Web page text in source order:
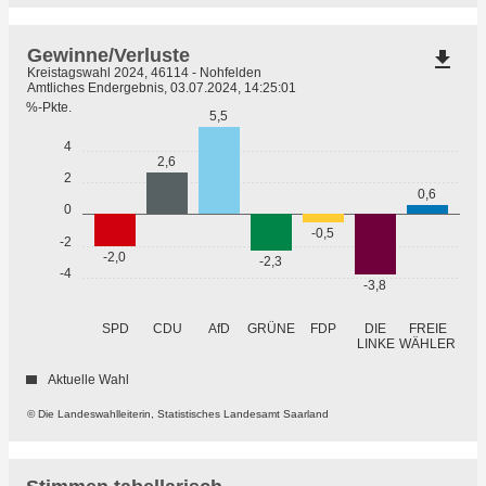
-4
-2
0
2
4
%-Pkte.
SPD CDU AfD GRÜNE FDP
DIE
LINKE
FREIE
WÄHLER
-2,0
2,6
5,5
-2,3
-0,5
-3,8
0,6
© Die Landeswahlleiterin, Statistisches Landesamt Saarland
Gewinne/Verluste
Kreistagswahl 2024, 46114 - Nohfelden
Amtliches Endergebnis, 03.07.2024, 14:25:01
Aktuelle Wahl
file_download